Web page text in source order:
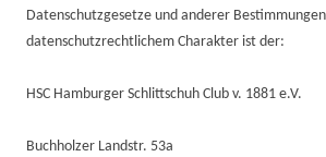
Datenschutzgesetze und anderer
datenschutzrechtlichem Charakter ist der:
HSC Hamburger Schlittschuh Club v. 1881 e.V.
Buchholzer Landstr. 53a